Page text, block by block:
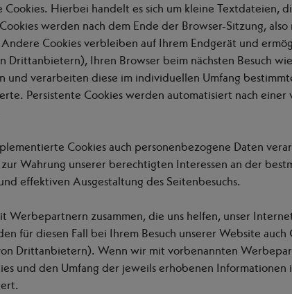
Cookies. Hierbei handelt es sich um kleine Textdateien,
werden nach dem Ende der Browser-Sitzung,
Cookies verbleiben auf Ihrem Endgerät und
Drittanbietern), Ihren Browser beim nächsten Besuch
und verarbeiten diese im individuellen Umfang
Persistente Cookies werden automatisiert nach einer
Cookies auch personenbezogene Daten
Wahrung unserer berechtigten Interessen an der
effektiven Ausgestaltung des Seitenbesuchs.
Werbepartnern zusammen, die uns helfen, unser
für diesen Fall bei Ihrem Besuch unserer Website
Drittanbietern). Wenn wir mit vorbenannten
und den Umfang der jeweils erhobenen